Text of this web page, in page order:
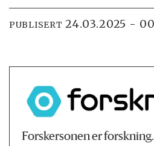
PUBLISERT 24.03.2025 -
Forskersonen er